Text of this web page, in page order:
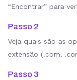
“Encontrar” para
Passo 2
Veja quais são as
extensão (.com,
Passo 3